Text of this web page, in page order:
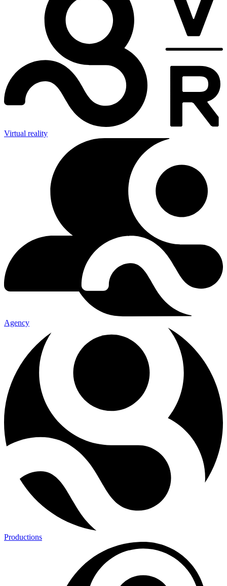
Virtual reality
Agency
Productions